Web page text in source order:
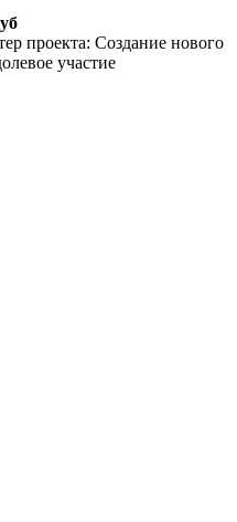
проекта: Создание нового
участие